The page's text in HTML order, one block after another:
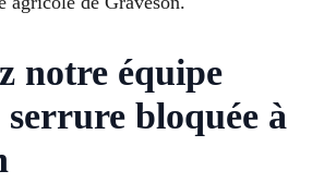
notre équipe
bloquée à